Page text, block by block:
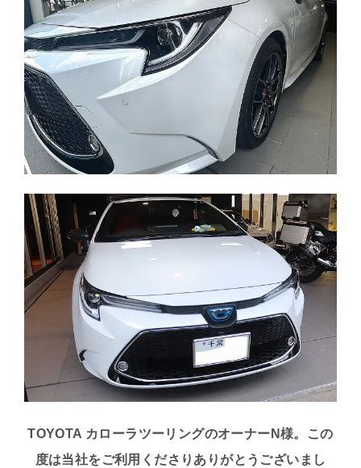
TOYOTA カローラツーリングのオーナーN様。この
度は当社をご利用くださり ありがとうございまし